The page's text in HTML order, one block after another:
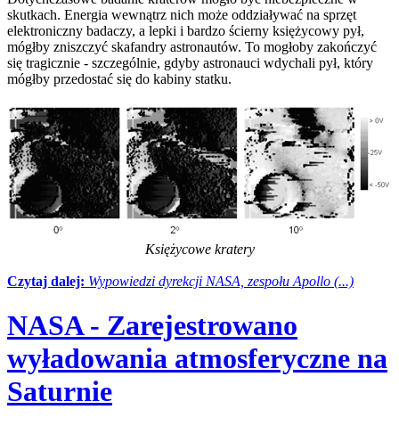
skutkach. Energia wewnątrz nich może oddziaływać na sprzęt
elektroniczny badaczy, a lepki i bardzo ścierny księżycowy pył,
mógłby zniszczyć skafandry astronautów. To mogłoby zakończyć
się tragicznie - szczególnie, gdyby astronauci wdychali pył, który
mógłby przedostać się do kabiny statku.
Księżycowe kratery
Czytaj dalej: Wypowiedzi dyrekcji NASA, zespołu Apollo (...)
NASA - Zarejestrowano
wyładowania atmosferyczne na
Saturnie